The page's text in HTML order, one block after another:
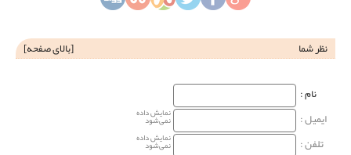
نظر شما [بالای صفحه]
نام‌ :
ایمیل :
نمایش داده
نمی‌شود
تلفن : نمایش داده
نمی‌شود